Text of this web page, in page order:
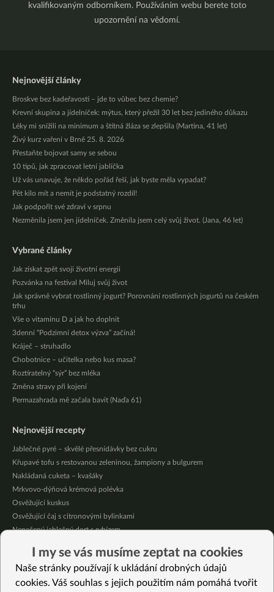
kvalifikovaným odborníkem. Používáním webu berete toto
upozornění na vědomí.
Nejnovější články
Broskve bez kadeřavosti – jde to vůbec bez chemie?
Krevní skupina a jídelníček: mýtus, který přežil 30 let bez jediného důkazu
Léky mi snížili na minimum a štítná žláza se zlepšila (Martina, 41 let)
Živý kurz vaření v Brně 25. 8. 2026
Přestaňte bojovat samy se sebou
10 tipů, jak zpracovat letní jablíčka
Už vás unavuje, že někdo pořád řeší, jak byste měla vypadat?
Pět kilo mít a nemít je podstatný rozdíl!
Jak podpořit své zdraví v srpnu
Nezměnila jsem jen jídelníček. Změnila jsem celý svůj život. (Jana, 46 let)
Vybrané články
Jak získat zpět svoji životní energii
Pozvánka na festival Miluj svůj život
Jak správně vybrat rostlinný jogurt? Porovnání rostlinných jogurtů na českém
trhu
Vše o vitamínu D a jak ho doplnit
3denní “Podzimní detox výzva” začíná!
Kráječ – struhadlo
Chobotnice – učitelka nebo kus masa?
Roztíratelný “sýr” bez mléka
Změna stravy při kojení
Permazahrada mě začala bavit (Naďa 61)
Nejnovější recepty
Jablečné pyré – skvělé přesnídávky bez cukru
Křupavé tofu s restovanou zeleninou, žampiony a bulgurem
Nakládaná cuketa – kvašáky
Mrkvovo-dýňová krémová polévka
Osvěžující kuskus
Osvěžující čaj s citronovými bylinkami
Nepečený jablečný dort s rybízem
Meruňky a jablka v citrónovém želé
Krémová zeleninová polévka s koprem a vločkami
I my se vás musíme zeptat na cookies
Naše stránky používají k ukládání drobných údajů
cookies. Váš souhlas s jejich použitím nám pomáhá tvořit